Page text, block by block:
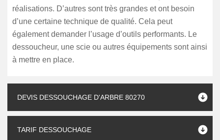
réalisations. D’autres sont très grandes et ont besoin
d’une certaine technique de qualité. Cela peut
également demander l’usage d’outils performants. Le
dessoucheur, une scie ou autres équipements sont ainsi
à mettre en place.
DEVIS DESSOUCHAGE D'ARBRE 80270
TARIF DESSOUCHAGE